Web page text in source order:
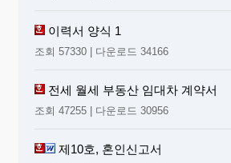
이력서 양식 1
조회 57330 | 다운로드 34166
전세 월세 부동산 임대차 계약서
조회 47255 | 다운로드 30956
제10호, 혼인신고서